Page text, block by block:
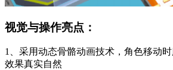
视觉与操作亮点：
1、采用动态骨骼动画技术，角色移动
效果真实自然